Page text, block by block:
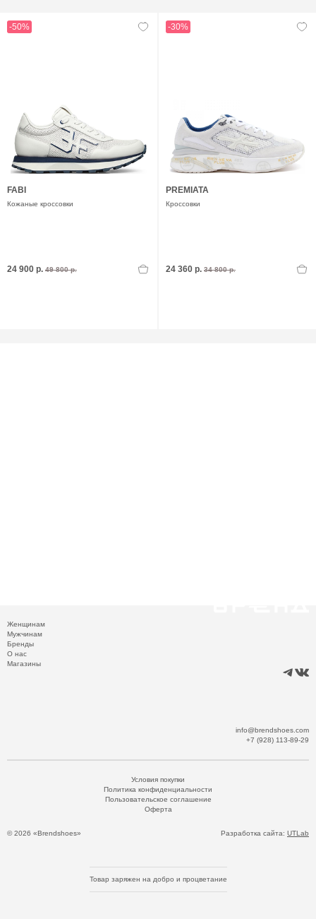
-50%
FABI
Кожаные кроссовки
24 900 р. 49 800 р.
-30%
PREMIATA
Кроссовки
24 360 р. 34 800 р.
Женщинам
Мужчинам
Бренды
О нас
Магазины
info@brendshoes.com
+7 (928) 113-89-29
© 2026 «Brendshoes»
Условия покупки
Политика конфиденциальности
Пользовательское соглашение
Оферта
Разработка сайта: UTLab
Товар заряжен на добро и процветание